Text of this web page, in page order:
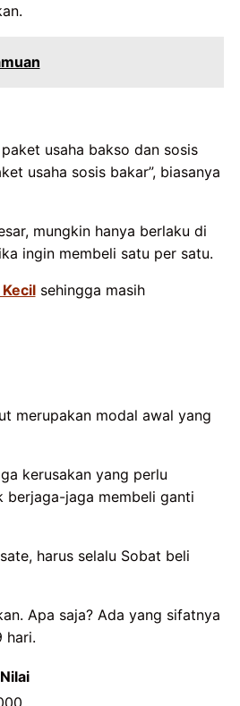
usaha bakso dan sosis
usaha sosis bakar”, biasanya
mungkin hanya berlaku di
ingin membeli satu per satu.
sehingga masih
merupakan modal awal yang
kerusakan yang perlu
berjaga-jaga membeli ganti
harus selalu Sobat beli
Apa saja? Ada yang sifatnya
hari.